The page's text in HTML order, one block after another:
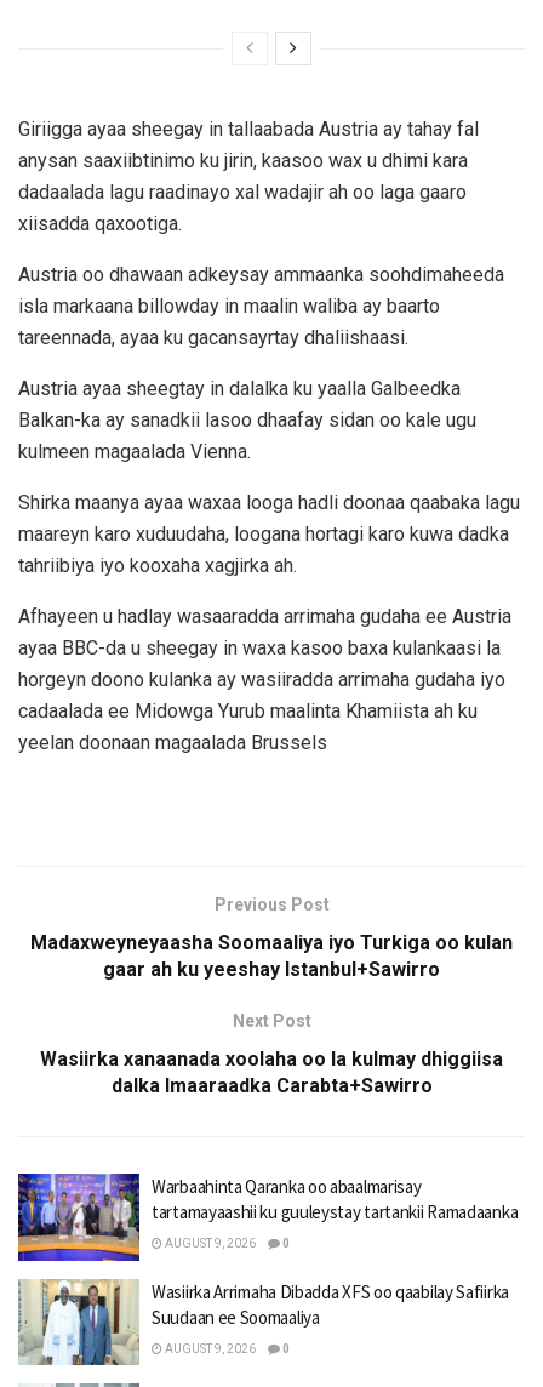
Giriigga ayaa sheegay in tallaabada Austria ay tahay fal
anysan saaxiibtinimo ku jirin, kaasoo wax u dhimi kara
dadaalada lagu raadinayo xal wadajir ah oo laga gaaro
xiisadda qaxootiga.
Austria oo dhawaan adkeysay ammaanka soohdimaheeda
isla markaana billowday in maalin waliba ay baarto
tareennada, ayaa ku gacansayrtay dhaliishaasi.
Austria ayaa sheegtay in dalalka ku yaalla Galbeedka
Balkan-ka ay sanadkii lasoo dhaafay sidan oo kale ugu
kulmeen magaalada Vienna.
Shirka maanya ayaa waxaa looga hadli doonaa qaabaka lagu
maareyn karo xuduudaha, loogana hortagi karo kuwa dadka
tahriibiya iyo kooxaha xagjirka ah.
Afhayeen u hadlay wasaaradda arrimaha gudaha ee Austria
ayaa BBC-da u sheegay in waxa kasoo baxa kulankaasi la
horgeyn doono kulanka ay wasiiradda arrimaha gudaha iyo
cadaalada ee Midowga Yurub maalinta Khamiista ah ku
yeelan doonaan magaalada Brussels
Previous Post
Madaxweyneyaasha Soomaaliya iyo Turkiga oo kulan
gaar ah ku yeeshay Istanbul+Sawirro
Next Post
Wasiirka xanaanada xoolaha oo la kulmay dhiggiisa
dalka Imaaraadka Carabta+Sawirro
Warbaahinta Qaranka oo abaalmarisay
tartamayaashii ku guuleystay tartankii Ramadaanka
AUGUST 9, 2026 0
Wasiirka Arrimaha Dibadda XFS oo qaabilay Safiirka
Suudaan ee Soomaaliya
AUGUST 9, 2026 0